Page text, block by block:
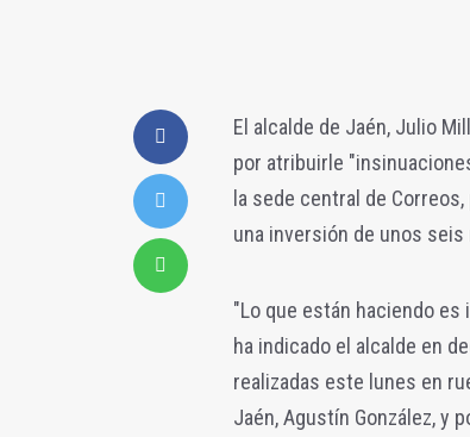
El alcalde de Jaén, Julio
por atribuirle
la sede central de
una inversión de unos
"Lo que están haciendo es
ha indicado el alcalde en
realizadas este lunes en
Jaén, Agustín González, y